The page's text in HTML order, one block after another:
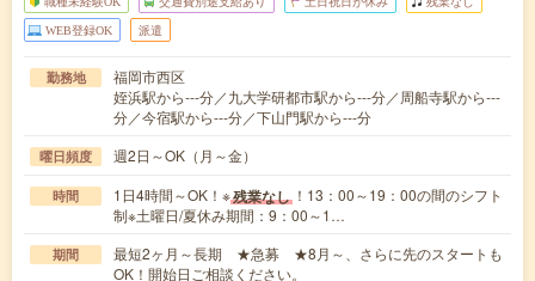
WEB登録OK 派遣
勤務地
福岡市西区
姪浜駅から---分／九大学研都市駅から---分／周船寺駅から---
分／今宿駅から---分／下山門駅から---分
曜日頻度 週2日～OK（月～金）
時間 1日4時間～OK！※残業なし ！13：00～19：00の間のシフト
制※土曜日/夏休み期間：9：00～1…
期間
最短2ヶ月～長期 ★急募 ★8月～、さらに先のスタートも
OK！開始日ご相談ください。